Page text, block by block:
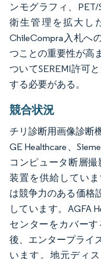
ンモグラフィ、
衛生管理を拡大し
ChileCompra入札へ
つことの重要性が高
ついてSEREMI許可
する必要がある。
競合状況
チリ診断用画像診断
GE Healthcare、
コンピュータ断層
装置を供給していま
は競争力のある価格
しています。AGFA
センターをカバーす
後、エンタープライ
います。地元ディ